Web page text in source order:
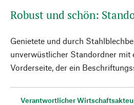
Robust und schön:
Genietete und durch
unverwüstlicher Standordner mit
Vorderseite, der ein
Verantwortlicher